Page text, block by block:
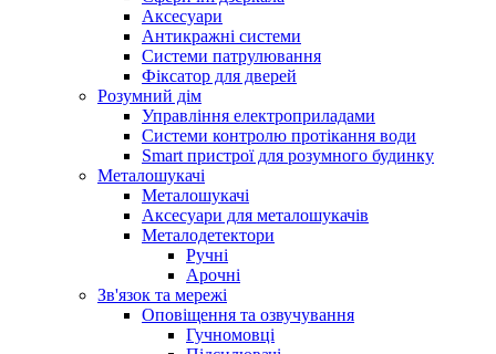
Аксесуари
Антикражні системи
Системи патрулювання
Фіксатор для дверей
Розумний дім
Управління електроприладами
Системи контролю протікання води
Smart пристрої для розумного будинку
Металошукачі
Металошукачі
Аксесуари для металошукачів
Металодетектори
Ручні
Арочні
Зв'язок та мережі
Оповіщення та озвучування
Гучномовці